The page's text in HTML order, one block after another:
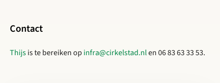
Contact
Thijsis te bereiken op infra@cirkelstad.nlen 06 83 63 33 53.